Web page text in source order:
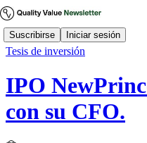
Suscribirse Iniciar sesión
Tesis de inversión
IPO
con su CFO.